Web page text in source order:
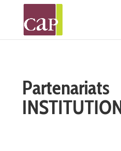
Partenariats